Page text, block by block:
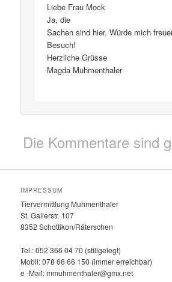
Liebe Frau Mock
Ja, die
Sachen sind hier. Würde mich
Besuch!
Herzliche Grüsse
Magda Muhmenthaler
Die Kommentare sind
IMPRESSUM
Tiervermittlung Muhmenthaler
St. Gallerstr. 107
8352 Schottikon/Räterschen
Tel.: 052 366 04 70 (stillgelegt)
Mobil: 078 66 66 150 (immer erreichbar)
e -Mail: mmuhmenthaler@gmx.net